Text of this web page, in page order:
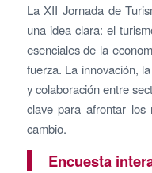
La XII Jornada de
una idea clara: el
esenciales de la
fuerza. La innovación,
y colaboración entre
clave para afrontar
cambio.
Encuesta